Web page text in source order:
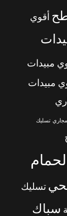
أقوي
مبيدات
مبيدات
تسليك
تسليك
سباك